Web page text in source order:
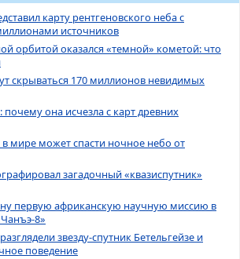
карту рентгеновского неба с
источников
орбитой оказался «темной» кометой: что
скрываться 170 миллионов невидимых
она исчезла с карт древних
мире может спасти ночное небо от
загадочный «квазиспутник»
первую африканскую научную миссию в
8»
звезду-спутник Бетельгейзе и
поведение